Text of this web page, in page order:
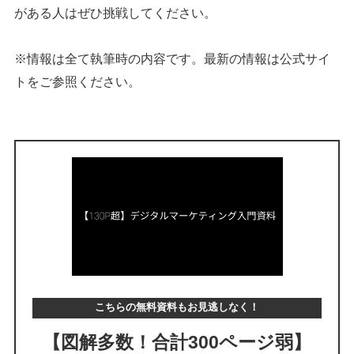
がある人はぜひ挑戦してください。
※情報は全て執筆時の内容です。最新の情報は公式サイ
トをご参照ください。
こちらの無料資料もお見逃しなく！
【図解多数！合計300ページ弱】